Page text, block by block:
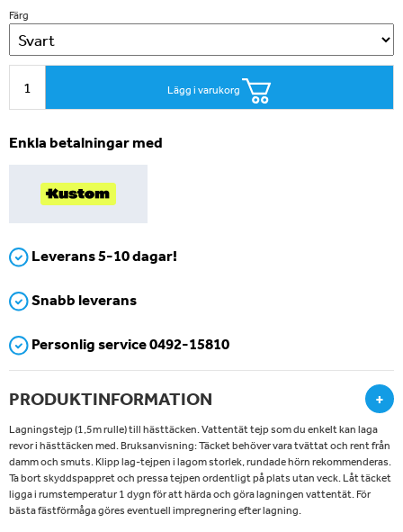
Färg
Lägg i varukorg
Enkla betalningar med
Leverans 5-10 dagar!
Snabb leverans
Personlig service 0492-15810
PRODUKTINFORMATION +
Lagningstejp (1,5m rulle) till hästtäcken. Vattentät tejp som du enkelt kan laga
revor i hästtäcken med. Bruksanvisning: Täcket behöver vara tvättat och rent från
damm och smuts. Klipp lag-tejpen i lagom storlek, rundade hörn rekommenderas.
Ta bort skyddspappret och pressa tejpen ordentligt på plats utan veck. Låt täcket
ligga i rumstemperatur 1 dygn för att härda och göra lagningen vattentät. För
bästa fästförmåga göres eventuell impregnering efter lagning.